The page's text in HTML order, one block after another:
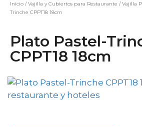
Inicio /Vajilla y Cubiertos para Restaurante /Vajilla
Trinche CPPT18 18cm
Plato Pastel-
CPPT18 18cm